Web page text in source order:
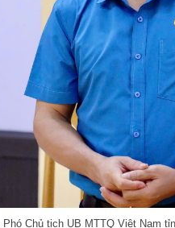
Chủ tịch UB MTTQ Việt Nam